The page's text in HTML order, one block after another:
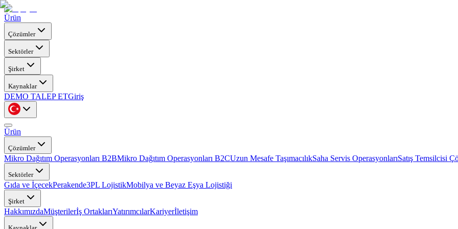
Ürün
Çözümler
Sektörler
Şirket
Kaynaklar
DEMO TALEP ETGiriş
Ürün
Çözümler
Mikro Dağıtım Operasyonları B2BMikro Dağıtım Operasyonları B2CUzun Mesafe TaşımacılıkSaha Servis OperasyonlarıSatış Temsilcisi
Sektörler
Gıda ve İçecekPerakende3PL LojistikMobilya ve Beyaz Eşya Lojistiği
Şirket
HakkımızdaMüşterilerİş OrtaklarıYatırımcılarKariyerİletişim